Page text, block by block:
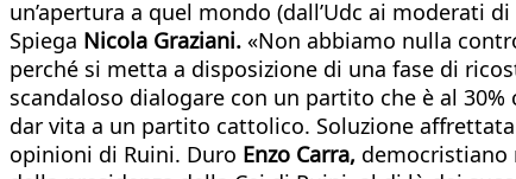
un’apertura a quel mondo (dall’Udc ai moderati
Spiega Nicola Graziani. «Non abbiamo nulla
perché si metta a disposizione di una fase di
scandaloso dialogare con un partito che è al
dar vita a un partito cattolico. Soluzione
opinioni di Ruini. Duro Enzo Carra, democristiano